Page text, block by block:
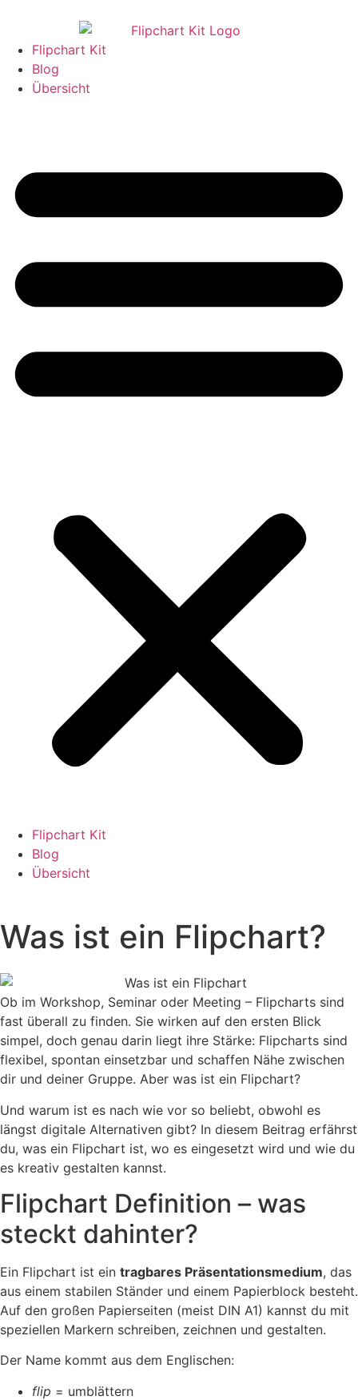
Flipchart Kit
Blog
Übersicht
Flipchart Kit
Blog
Übersicht
Was ist ein Flipchart?
Ob im Workshop, Seminar oder Meeting – Flipcharts sind
fast überall zu finden. Sie wirken auf den ersten Blick
simpel, doch genau darin liegt ihre Stärke: Flipcharts sind
flexibel, spontan einsetzbar und schaffen Nähe zwischen
dir und deiner Gruppe. Aber was ist ein Flipchart?
Und warum ist es nach wie vor so beliebt, obwohl es
längst digitale Alternativen gibt? In diesem Beitrag erfährst
du, was ein Flipchart ist, wo es eingesetzt wird und wie du
es kreativ gestalten kannst.
Flipchart Definition – was
steckt dahinter?
Ein Flipchart ist ein tragbares Präsentationsmedium, das
aus einem stabilen Ständer und einem Papierblock besteht.
Auf den großen Papierseiten (meist DIN A1) kannst du mit
speziellen Markern schreiben, zeichnen und gestalten.
Der Name kommt aus dem Englischen:
flip = umblättern